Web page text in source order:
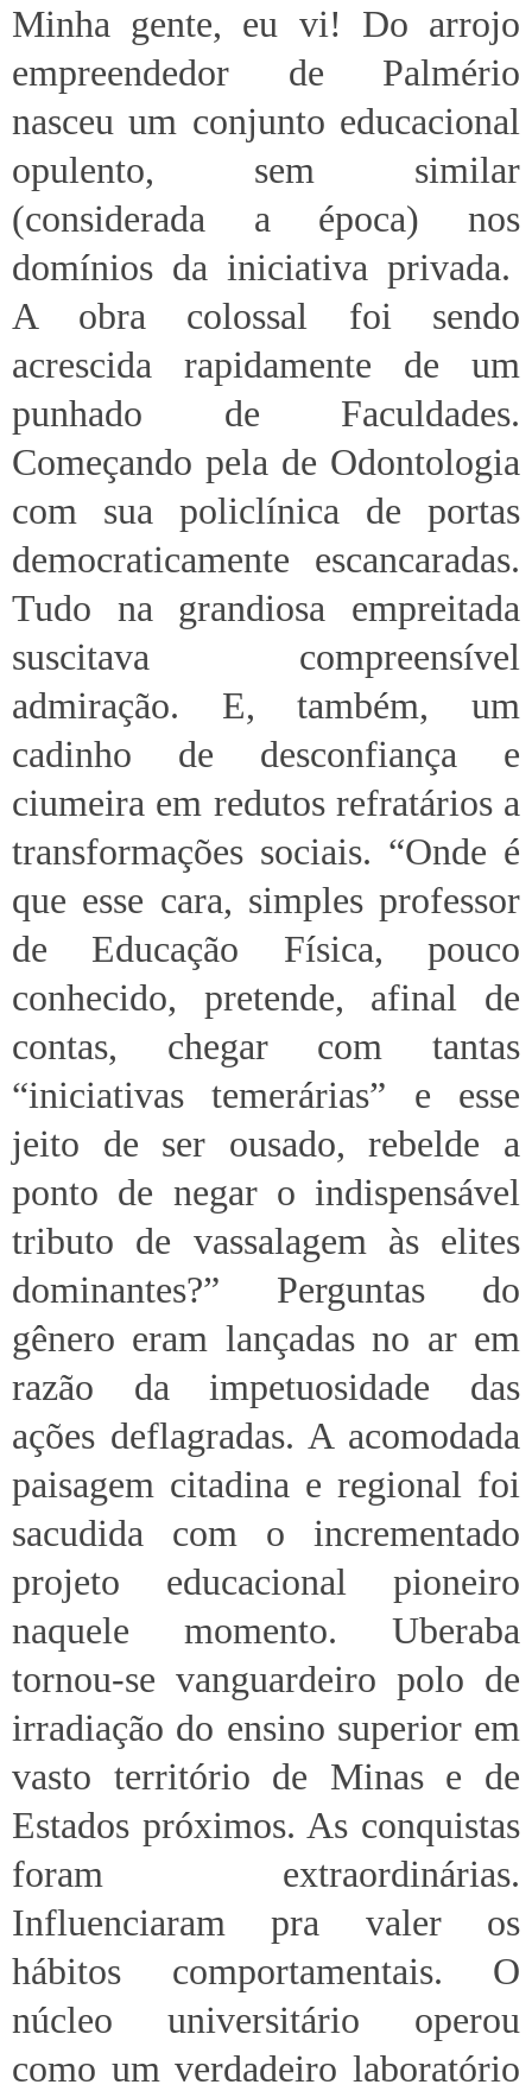
Minha gente, eu vi! Do arrojo
empreendedor de Palmério
nasceu um conjunto educacional
opulento, sem similar
(considerada a época) nos
domínios da iniciativa privada.
A obra colossal foi sendo
acrescida rapidamente de um
punhado de Faculdades.
Começando pela de Odontologia
com sua policlínica de portas
democraticamente escancaradas.
Tudo na grandiosa empreitada
suscitava compreensível
admiração. E, também, um
cadinho de desconfiança e
ciumeira em redutos refratários a
transformações sociais. “Onde é
que esse cara, simples professor
de Educação Física, pouco
conhecido, pretende, afinal de
contas, chegar com tantas
“iniciativas temerárias” e esse
jeito de ser ousado, rebelde a
ponto de negar o indispensável
tributo de vassalagem às elites
dominantes?” Perguntas do
gênero eram lançadas no ar em
razão da impetuosidade das
ações deflagradas. A acomodada
paisagem citadina e regional foi
sacudida com o incrementado
projeto educacional pioneiro
naquele momento. Uberaba
tornou-se vanguardeiro polo de
irradiação do ensino superior em
vasto território de Minas e de
Estados próximos. As conquistas
foram extraordinárias.
Influenciaram pra valer os
hábitos comportamentais. O
núcleo universitário operou
como um verdadeiro laboratório